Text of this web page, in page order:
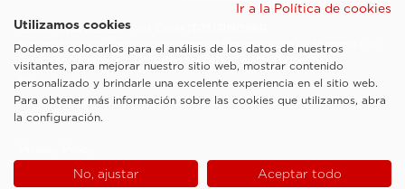
Esaote SpA ©2026 - Vat Code IT05131180969
Sociedad sujeta a la actividad de dirección y coordinación de Shanghai Luzi
Enterprise Management Consultancy Center (Limited Partnership)
Notas legales
Cookie Policy
Ir a la Política de cookies
Utilizamos cookies
Podemos colocarlos para el análisis de los datos de nuestros
visitantes, para mejorar nuestro sitio web, mostrar contenido
personalizado y brindarle una excelente experiencia en el sitio web.
Para obtener más información sobre las cookies que utilizamos, abra
la configuración.
No, ajustar Aceptar todo